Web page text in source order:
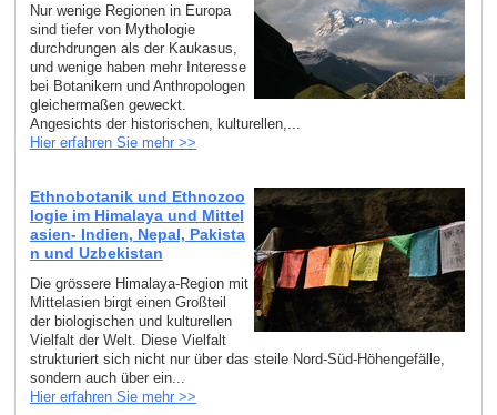
Nur wenige Regionen in Europa
sind tiefer von Mythologie
durchdrungen als der Kaukasus,
und wenige haben mehr Interesse
bei Botanikern und Anthropologen
gleichermaßen geweckt.
Angesichts der historischen, kulturellen,...
Hier erfahren Sie mehr >>
Ethnobotanik und Ethnozoo
logie im Himalaya und Mittel
asien- Indien, Nepal, Pakista
n und Uzbekistan
Die grössere Himalaya-Region mit
Mittelasien birgt einen Großteil
der biologischen und kulturellen
Vielfalt der Welt. Diese Vielfalt
strukturiert sich nicht nur über das steile Nord-Süd-Höhengefälle,
sondern auch über ein...
Hier erfahren Sie mehr >>